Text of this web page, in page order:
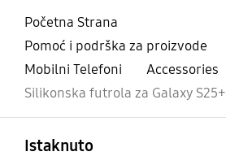
Početna Strana
Pomoć i podrška za proizvode
Mobilni Telefoni
Accessories
Silikonska futrola za Galaxy S25+
Istaknuto